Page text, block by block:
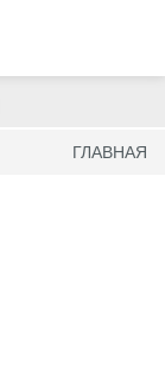
ГЛАВНАЯ